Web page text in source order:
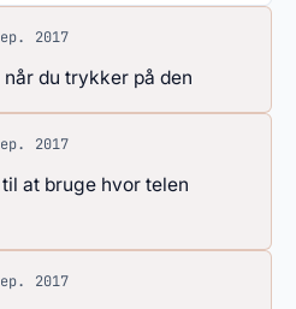
2017
du trykker på den
2017
at bruge hvor telen
2017